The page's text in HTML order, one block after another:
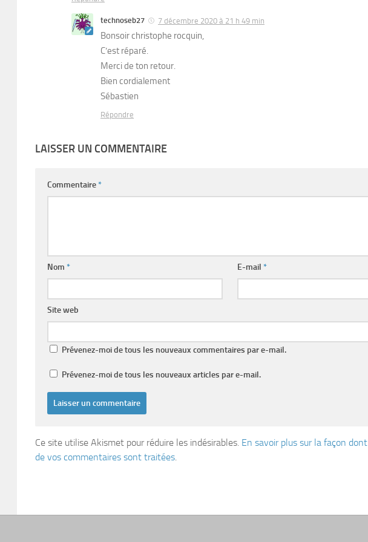
technoseb27 7 décembre 2020 à 21 h 49 min
Bonsoir christophe rocquin,
C’est réparé.
Merci de ton retour.
Bien cordialement
Sébastien
Répondre
LAISSER UN COMMENTAIRE
Commentaire*
Nom * E-mail*
Site web
Prévenez-moi de tous les nouveaux commentaires par e-mail.
Prévenez-moi de tous les nouveaux articles par e-mail.
Ce site utilise Akismet pour réduire les indésirables. En savoir plus sur la façon
de vos commentaires sont traitées